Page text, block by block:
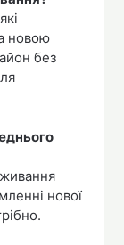
новою
без
нової